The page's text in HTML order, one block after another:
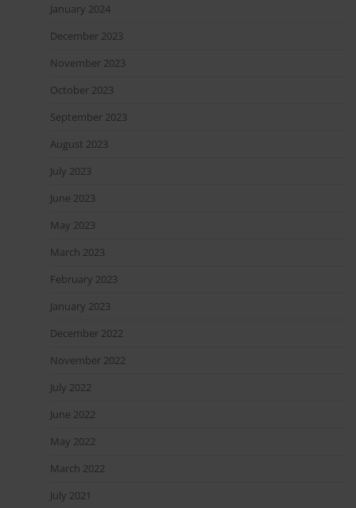
January 2024
December 2023
November 2023
October 2023
September 2023
August 2023
July 2023
June 2023
May 2023
March 2023
February 2023
January 2023
December 2022
November 2022
July 2022
June 2022
May 2022
March 2022
July 2021